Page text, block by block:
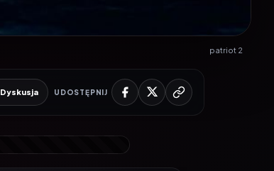
patriot 2
Dyskusja UDOSTĘPNIJ